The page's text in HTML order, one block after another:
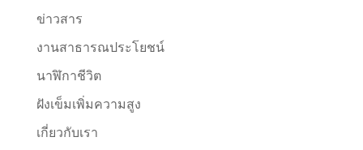
ข่าวสาร
งานสาธารณประโยชน์
นาฬิกาชีวิต
ฝังเข็มเพิ่มความสูง
เกี่ยวกับเรา